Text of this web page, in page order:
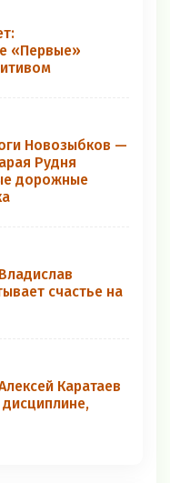
«Первые»
Новозыбков —
Рудня
дорожные
счастье на
Каратаев